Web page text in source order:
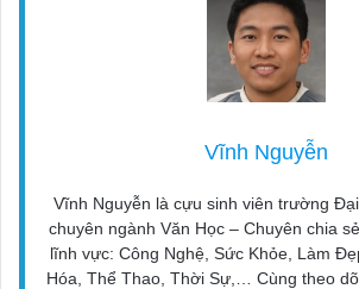
Vĩnh Nguyễn
Vĩnh Nguyễn là cựu sinh viên trường Đại
chuyên ngành Văn Học – Chuyên chia
lĩnh vực: Công Nghệ, Sức Khỏe, Làm
Hóa, Thể Thao, Thời Sự,… Cùng theo